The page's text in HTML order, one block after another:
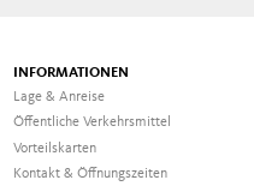
INFORMATIONEN
Lage & Anreise
Öffentliche Verkehrsmittel
Vorteilskarten
Kontakt & Öffnungszeiten